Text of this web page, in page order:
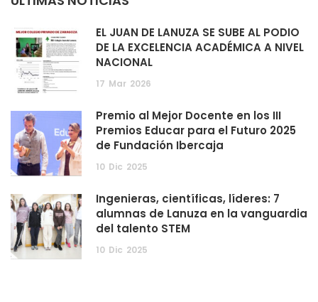
EL JUAN DE LANUZA SE SUBE AL PODIO
DE LA EXCELENCIA ACADÉMICA A NIVEL
NACIONAL
17 Mar 2026
Premio al Mejor Docente en los III
Premios Educar para el Futuro 2025
de Fundación Ibercaja
10 Dic 2025
Ingenieras, científicas, líderes: 7
alumnas de Lanuza en la vanguardia
del talento STEM
10 Dic 2025